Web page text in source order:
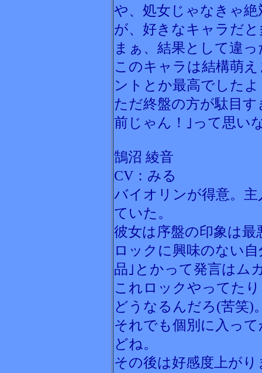
や、処女じゃなきゃ
が、好きなキャラだ
まぁ、結果として違
このキャラは結構萌
ントとか最高でしたよ
ただ終盤の方が駄目
前じゃん！｣って思い
鵠沼 綾音
CV：みる
バイオリンが得意。
ていた。
彼女は序盤の印象は最
ロックに興味のない
品｣とかって発言はム
これロックやってた
どうなるんだろ(苦笑)
それでも個別に入っ
どね。
その後は好感度上が